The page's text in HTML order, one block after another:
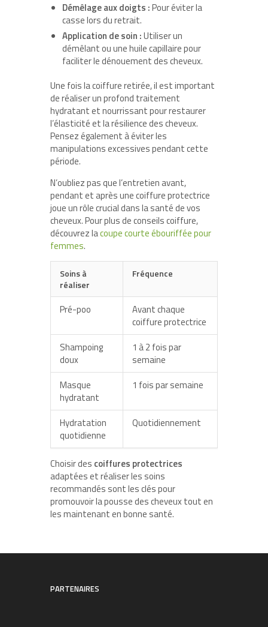
Démêlage aux doigts :Pour éviter la
casse lors du retrait.
Application de soin :Utiliser un
démêlant ou une huile capillaire pour
faciliter le dénouement des cheveux.
Une fois la coiffure retirée, il est important
de réaliser un profond traitement
hydratant et nourrissant pour restaurer
l’élasticité et la résilience des cheveux.
Pensez également à éviter les
manipulations excessives pendant cette
période.
N’oubliez pas que l’entretien avant,
pendant et après unecoiffure protectrice
joue un rôle crucial dans la santé de vos
cheveux. Pour plus de conseils coiffure,
découvrez lacoupe courte ébouriffée pour
femmes.
Soins à
réaliser
Fréquence
Pré-poo
Avant chaque
coiffure protectrice
Shampoing
doux
1 à 2 fois par
semaine
Masque
hydratant
1 fois par semaine
Hydratation
quotidienne
Quotidiennement
Choisir des coiffures protectrices
adaptées et réaliser les soins
recommandés sont les clés pour
promouvoir la pousse des cheveux tout en
les maintenant en bonne santé.
PARTENAIRES